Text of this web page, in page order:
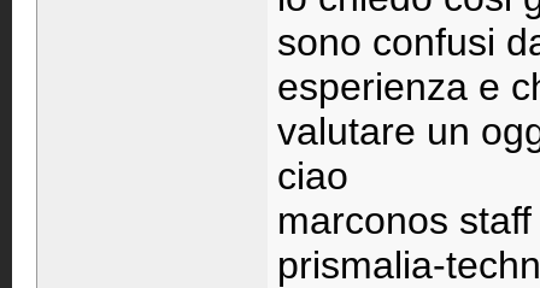
sono confusi
esperienza e
valutare un
ciao
marconos
prismalia-